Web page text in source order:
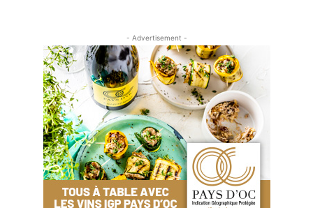
- Advertisement -